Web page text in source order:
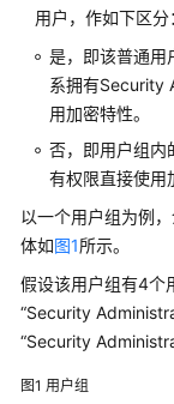
产
品
介
绍
计
费
快
速
入
用户，作如下区分
是，即该普通用
系拥有Security
用加密特性。
否，即用户组内
有权限直接使用
以一个用户组为例
体如图1所示。
假设该用户组有4个
“Security
“Security
图1 用户组